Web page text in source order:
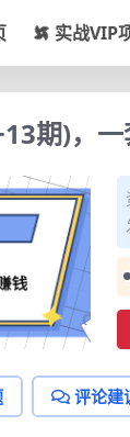
实战VIP
期)，
评论建